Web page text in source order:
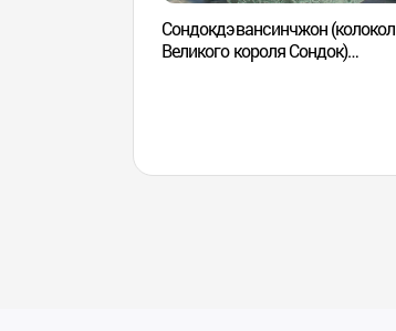
Сондокдэвансинчжон (колокол
Великого короля Сондок)